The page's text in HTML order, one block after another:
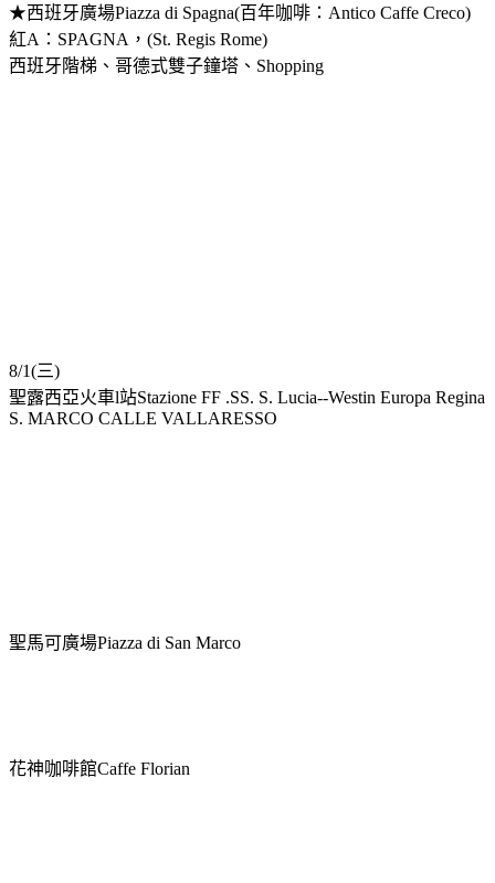
★西班牙廣場Piazza di Spagna(百年咖啡：Antico Caffe Creco)
紅A：SPAGNA，(St. Regis Rome)
西班牙階梯、哥德式雙子鐘塔、Shopping
8/1(三)
聖露西亞火車l站Stazione FF .SS. S. Lucia--Westin Europa Regina
S. MARCO CALLE VALLARESSO
聖馬可廣場Piazza di San Marco
花神咖啡館Caffe Florian